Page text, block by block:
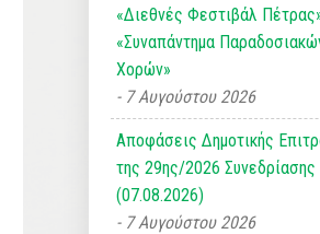
«Διεθνές Φεστιβάλ
«Συναπάντημα
Χορών»
7 Αυγούστου 2026
Αποφάσεις Δημοτικής
της 29ης/2026 Συνεδρίασης
(07.08.2026)
7 Αυγούστου 2026